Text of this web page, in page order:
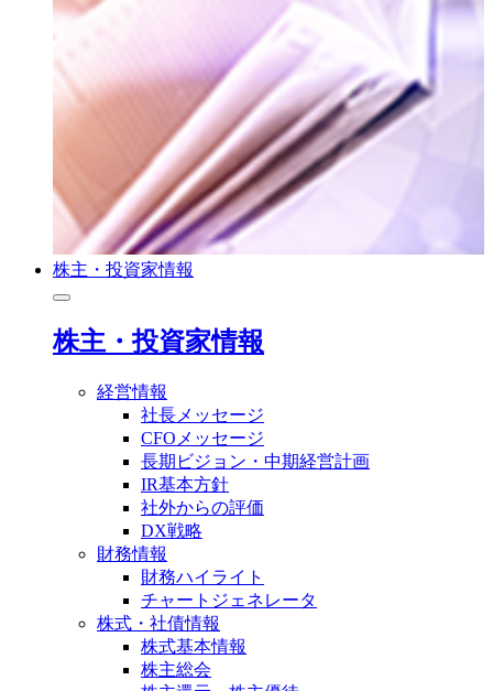
株主・投資家情報
株主・投資家情報
経営情報
社長メッセージ
CFOメッセージ
長期ビジョン・中期経営計画
IR基本方針
社外からの評価
DX戦略
財務情報
財務ハイライト
チャートジェネレータ
株式・社債情報
株式基本情報
株主総会